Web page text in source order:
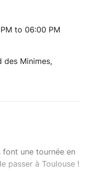
to 06:00 PM
des Minimes,
font une tournée en
passer à Toulouse !